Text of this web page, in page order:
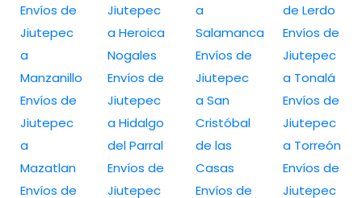
Envíos de
Jiutepec
a
Manzanillo
Envíos de
Jiutepec
a
Mazatlan
Envíos de
Jiutepec
a Heroica
Nogales
Envíos de
Jiutepec
a Hidalgo
del Parral
Envíos de
Jiutepec
a
Salamanca
Envíos de
Jiutepec
a San
Cristóbal
de las
Casas
Envíos de
de Lerdo
Envíos de
Jiutepec
a Tonalá
Envíos de
Jiutepec
a Torreón
Envíos de
Jiutepec